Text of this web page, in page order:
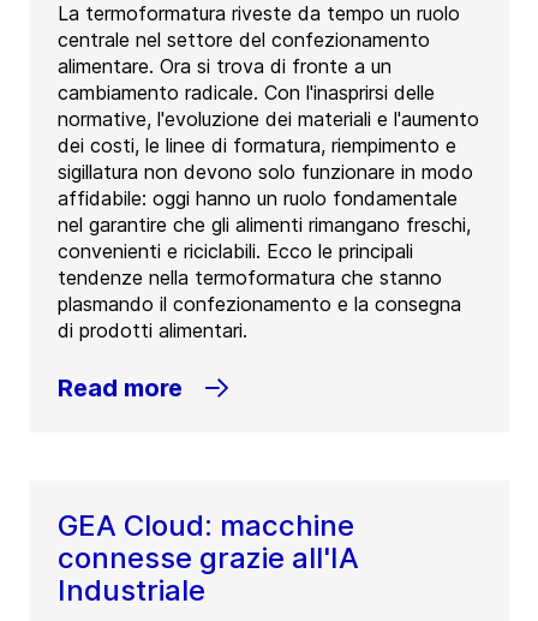
La termoformatura riveste da tempo un ruolo
centrale nel settore del confezionamento
alimentare. Ora si trova di fronte a un
cambiamento radicale. Con l'inasprirsi delle
normative, l'evoluzione dei materiali e l'aumento
dei costi, le linee di formatura, riempimento e
sigillatura non devono solo funzionare in modo
affidabile: oggi hanno un ruolo fondamentale
nel garantire che gli alimenti rimangano freschi,
convenienti e riciclabili. Ecco le principali
tendenze nella termoformatura che stanno
plasmando il confezionamento e la consegna
di prodotti alimentari.
Read more
GEA Cloud: macchine
connesse grazie all'IA
Industriale